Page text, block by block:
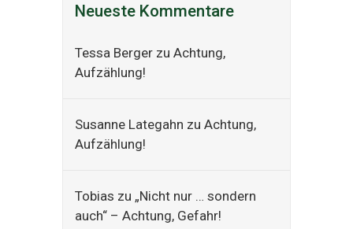
Neueste Kommentare
Tessa Berger zu Achtung,
Aufzählung!
Susanne Lategahn zu Achtung,
Aufzählung!
Tobias zu „Nicht nur … sondern
auch“ – Achtung, Gefahr!